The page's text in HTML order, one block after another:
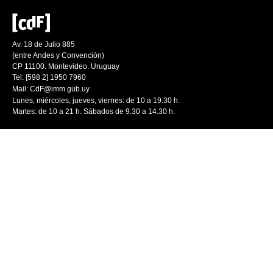
Av. 18 de Julio 885
(entre Andes y Convención)
CP 11100. Montevideo. Uruguay
Tel: [598 2] 1950 7960
Mail: CdF@imm.gub.uy
Lunes, miércoles, jueves, viernes: de 10 a 19.30 h.
Martes: de 10 a 21 h. Sábados de 9.30 a 14.30 h.